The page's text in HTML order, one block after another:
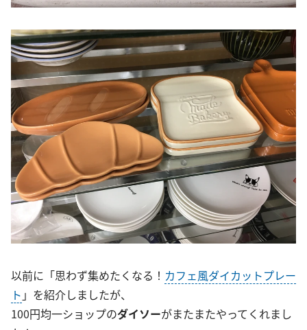
以前に「思わず集めたくなる！ カフェ風ダイカットプレー
ト 」を紹介しましたが、
100円均一ショップのダイソーがまたまたやってくれまし